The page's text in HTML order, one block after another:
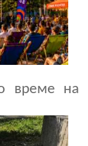
време на